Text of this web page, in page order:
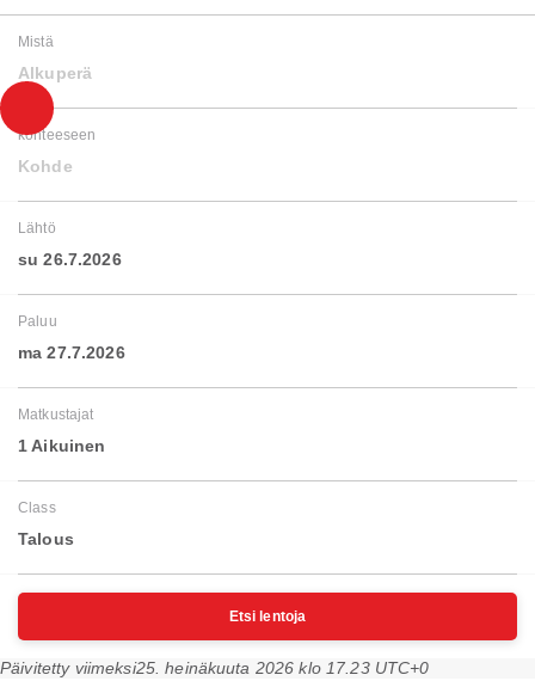
Mistä
Alkuperä
kohteeseen
Kohde
Lähtö
su 26.7.2026
Paluu
ma 27.7.2026
Matkustajat
1 Aikuinen
Class
Talous
Etsi lentoja
Päivitetty viimeksi25. heinäkuuta 2026 klo 17.23 UTC+0